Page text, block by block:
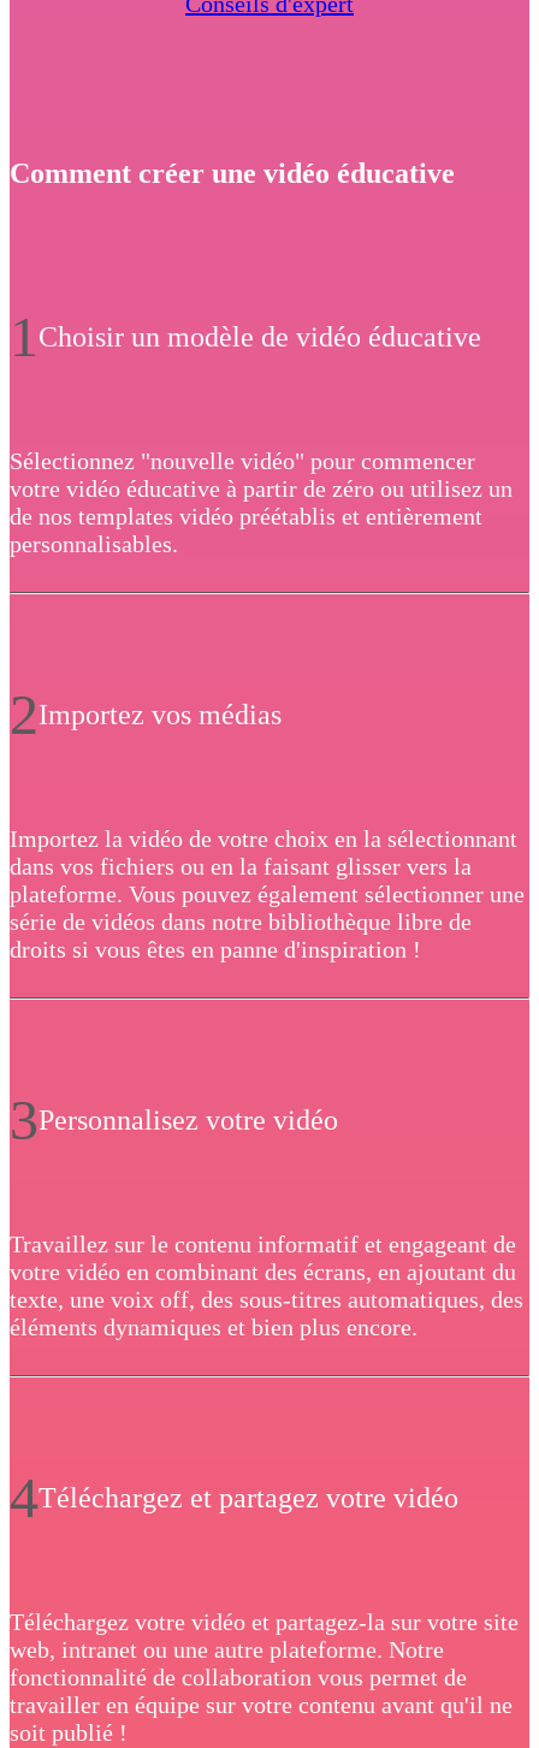
Comment créer une vidéo éducative
1Choisir un modèle de vidéo éducative
Sélectionnez "nouvelle vidéo" pour commencer
votre vidéo éducative à partir de zéro ou utilisez un
de nos templates vidéo préétablis et entièrement
personnalisables.
2Importez vos médias
Importez la vidéo de votre choix en la sélectionnant
dans vos fichiers ou en la faisant glisser vers la
plateforme. Vous pouvez également sélectionner une
série de vidéos dans notre bibliothèque libre de
droits si vous êtes en panne d'inspiration !
3Personnalisez votre vidéo
Travaillez sur le contenu informatif et engageant de
votre vidéo en combinant des écrans, en ajoutant du
texte, une voix off, des sous-titres automatiques, des
éléments dynamiques et bien plus encore.
4Téléchargez et partagez votre vidéo
‍Téléchargez votre vidéo et partagez-la sur votre site
web, intranet ou une autre plateforme. Notre
fonctionnalité de collaboration vous permet de
travailler en équipe sur votre contenu avant qu'il ne
soit publié !